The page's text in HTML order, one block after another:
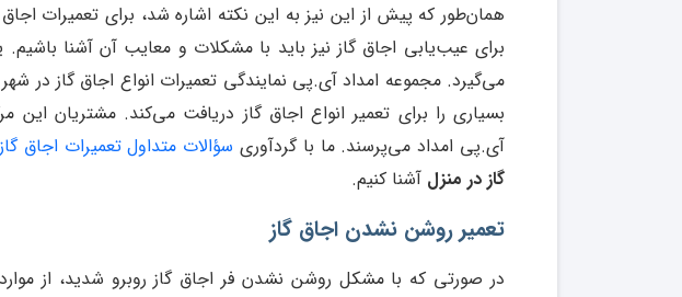
همان‌طور که پیش از این نیز به این نکته اشاره شد، برای تعمیرات
برای عیب‌یابی اجاق گاز نیز باید با مشکلات و معایب آن آشنا
می‌گیرد. مجموعه امداد آی.پی نمایندگی تعمیرات انواع اجاق گاز در
بسیاری را برای تعمیر انواع اجاق گاز دریافت می‌کند. مشتریان این
آی.پی امداد می‌پرسند. ما با گردآوری سؤالات متداول تعمیرات اجاق گاز
گاز در منزل آشنا کنیم.
تعمیر روشن نشدن اجاق گاز
در صورتی که با مشکل روشن نشدن فر اجاق گاز روبرو شدید، از موارد